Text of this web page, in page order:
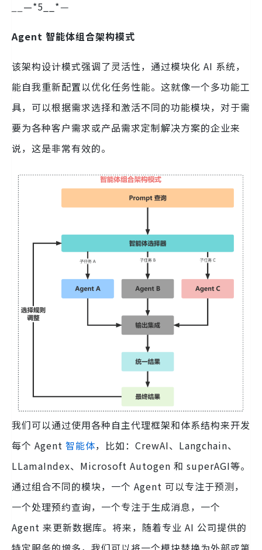
—*5__*—
Agent 智能体组合架构模式
该架构设计模式强调了灵活性，通过模块化 AI 系统，
能自我重新配置以优化任务性能。这就像一个多功能工
具，可以根据需求选择和激活不同的功能模块，对于需
要为各种客户需求或产品需求定制解决方案的企业来
说，这是非常有效的。
我们可以通过使用各种自主代理框架和体系结构来开发
每个 Agent 智能体，比如：CrewAI、Langchain、
LLamaIndex、Microsoft Autogen 和 superAGI等。
通过组合不同的模块，一个 Agent 可以专注于预测，
一个处理预约查询，一个专注于生成消息，一个
Agent 来更新数据库。将来，随着专业 AI 公司提供的